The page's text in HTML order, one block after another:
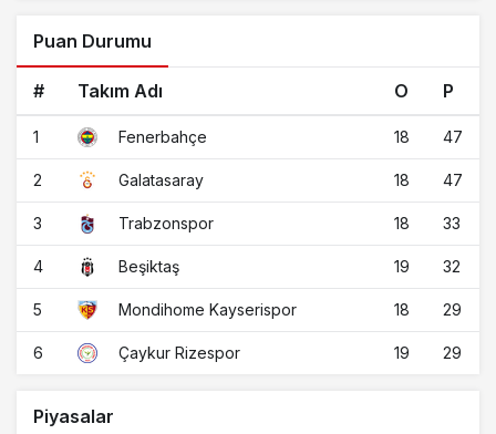
Puan Durumu
# Takım Adı O P
1 Fenerbahçe 18 47
2 Galatasaray 18 47
3 Trabzonspor 18 33
4 Beşiktaş 19 32
5 Mondihome Kayserispor 18 29
6 Çaykur Rizespor 19 29
Piyasalar